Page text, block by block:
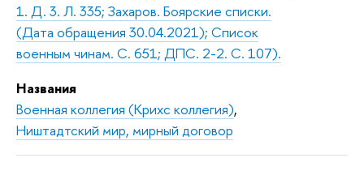
1. Д. 3. Л. 335; Захаров. Боярские списки.
(Дата обращения 30.04.2021); Список
военным чинам. С. 651; ДПС. 2-2. С. 107).
Названия
Военная коллегия (Крихс коллегия),
Ништадтский мир, мирный договор